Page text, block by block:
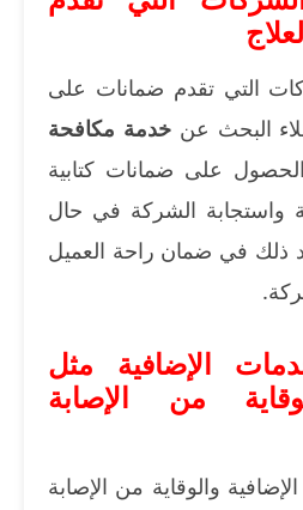
التي تقدم ضمانات على
البحث عنخدمة مكافحة
على ضمانات كتابية
واستجابة الشركة في حال
ذلك في ضمان راحة العميل
الإضافية مثل
من الإصابة
والوقاية من الإصابة